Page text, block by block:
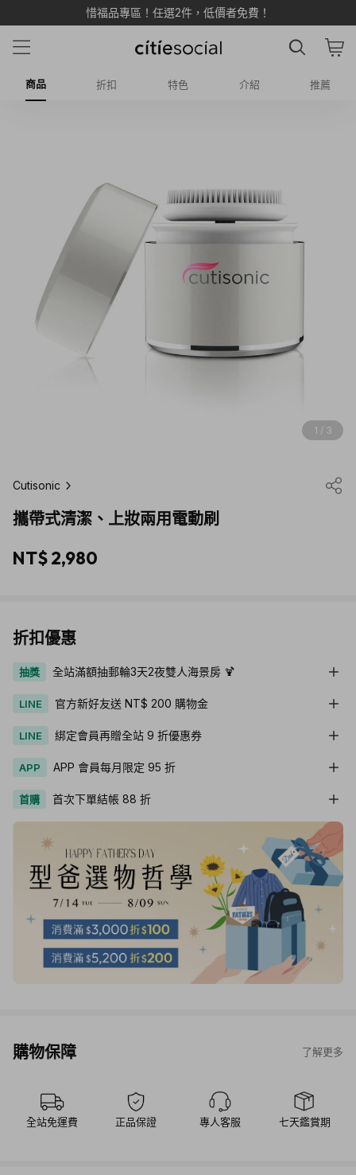
惜福品專區！任選2件，低價者免費！
商品 折扣 特色 介紹 推薦
1 / 3
Cutisonic
攜帶式清潔、上妝兩用電動刷
NT$ 2,980
折扣優惠
抽獎 全站滿額抽郵輪3天2夜雙人海景房 🍹
LINE 官方新好友送 NT$ 200 購物金
LINE 綁定會員再贈全站 9 折優惠券
APP APP 會員每月限定 95 折
首購 首次下單結帳 88 折
購物保障 了解更多
全站免運費 正品保證 專人客服 七天鑑賞期